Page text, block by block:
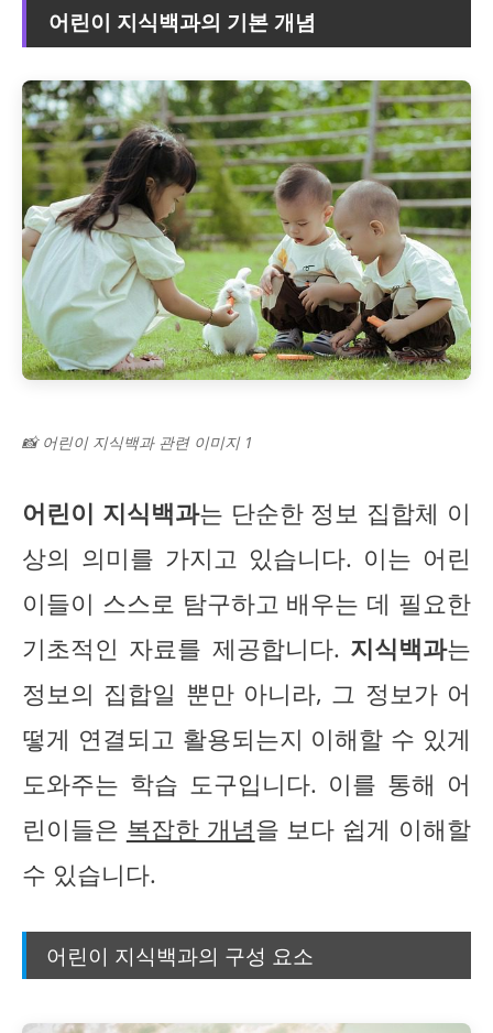
어린이 지식백과의 기본 개념
📸 어린이 지식백과 관련 이미지 1
어린이 지식백과는 단순한 정보 집합체 이
상의 의미를 가지고 있습니다. 이는 어린
이들이 스스로 탐구하고 배우는 데 필요한
기초적인 자료를 제공합니다. 지식백과는
정보의 집합일 뿐만 아니라, 그 정보가 어
떻게 연결되고 활용되는지 이해할 수 있게
도와주는 학습 도구입니다. 이를 통해 어
린이들은 복잡한 개념을 보다 쉽게 이해할
수 있습니다.
어린이 지식백과의 구성 요소